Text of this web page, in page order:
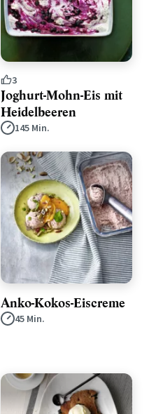
3
Joghurt-Mohn-Eis mit
Heidelbeeren
145 Min.
Anko-Kokos-Eiscreme
45 Min.